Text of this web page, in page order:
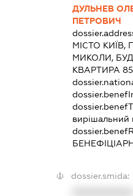
ДУЛЬНЕВ
ПЕТРОВИЧ
МІСТО КИЇВ,
МИКОЛИ,
КВАРТИРА 85
вирішальний
dossier.smida: